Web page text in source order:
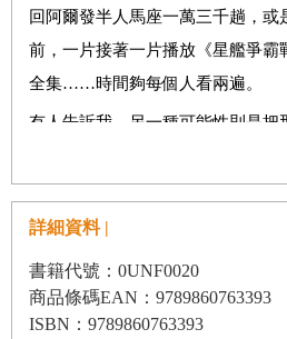
第11章 文明史第一部分
第 12章 轉捩點
第13章 如果不是巴洛克
第16 章 有趣的決定
第17章 回到未來
回阿爾發半人馬座一萬三千趟，或
前，一片接著一片播放《星艦爭霸
全集……時間夠每個人看兩遍。
有人告訴我，另一種可能性則是把
席德．梅爾的《文明帝國》（Sid
守的估算，因為一直要到過去十年
銷平台Steam才開始認真搜集玩家
是《文明帝國Ⅴ》二○一○年上市後
間的遊戲時數，而《Ⅴ》又只不過
詳細資料 |
書籍代號：0UNF0020
商品條碼EAN：9789860763393
ISBN：9789860763393